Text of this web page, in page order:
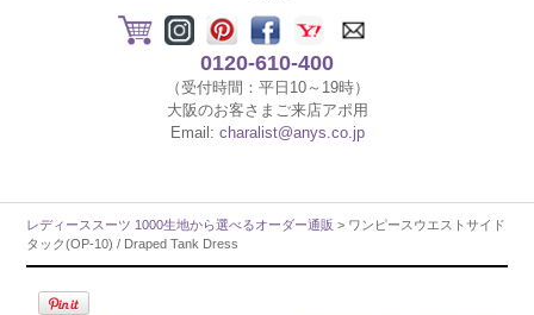
0120-610-400
（受付時間：平日10～19時）
大阪のお客さまご来店アポ用
Email: charalist@anys.co.jp
レディーススーツ 1000生地から選べるオーダー通販 > ワンピースウエストサイド
タック(OP-10) / Draped Tank Dress